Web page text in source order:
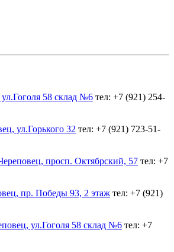
58 склад №6 тел: +7 (921) 254-
ул.Горького 32 тел: +7 (921) 723-51-
просп. Октябрский, 57 тел: +7
пр. Победы 93, 2 этаж тел: +7 (921)
ул.Гоголя 58 склад №6 тел: +7